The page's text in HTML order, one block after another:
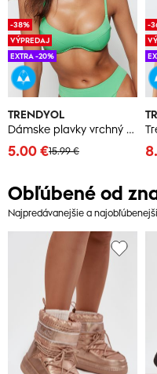
TRENDYOL
Dámske plavky vrchný diel Trendyol
15.99 €
5.00 €
-38%
VÝPREDAJ
EXTRA -20%
-
Obľúbené od
Najpredávanejšie a